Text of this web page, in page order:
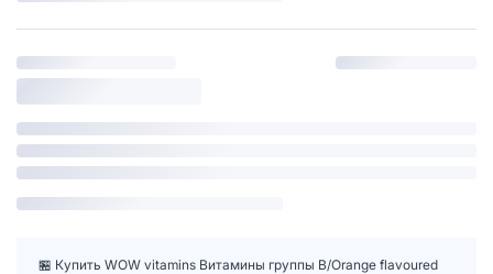
🏪 Купить WOW vitamins Витамины группы B/Orange flavoured